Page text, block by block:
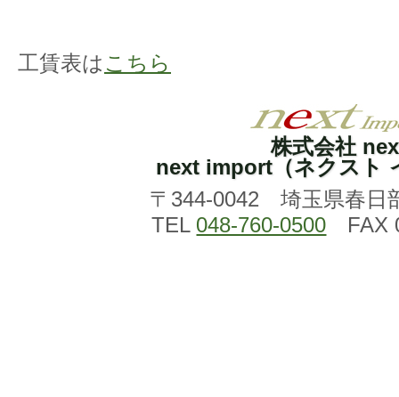
工賃表は こちら
株式会社
next import（ネクスト
〒344-0042 埼玉県春日
TEL 048-760-0500 FAX